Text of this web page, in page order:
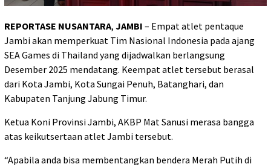
REPORTASE NUSANTARA, JAMBI – Empat atlet pentaque
Jambi akan memperkuat Tim Nasional Indonesia pada ajang
SEA Games di Thailand yang dijadwalkan berlangsung
Desember 2025 mendatang. Keempat atlet tersebut berasal
dari Kota Jambi, Kota Sungai Penuh, Batanghari, dan
Kabupaten Tanjung Jabung Timur.
Ketua Koni Provinsi Jambi, AKBP Mat Sanusi merasa bangga
atas keikutsertaan atlet Jambi tersebut.
“Apabila anda bisa membentangkan bendera Merah Putih di